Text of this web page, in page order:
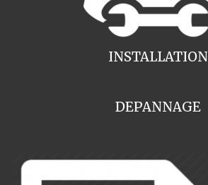
INSTALLATION
DEPANNAGE